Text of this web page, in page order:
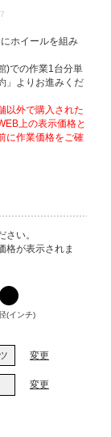
ホイールを組み
)での作業1台分単
」よりお進みくだ
以外で購入された
上の表示価格と
に作業価格をご確
い。
格が表示されま
(インチ)
変更
変更